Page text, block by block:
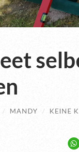
/ MANDY / KEINE